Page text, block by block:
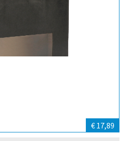
€ 17,89